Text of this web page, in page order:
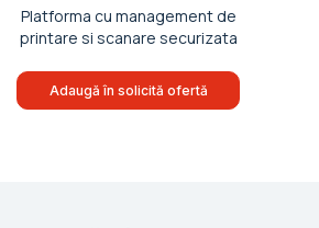
Platforma cu management de
printare si scanare securizata
Adaugă în solicită ofertă